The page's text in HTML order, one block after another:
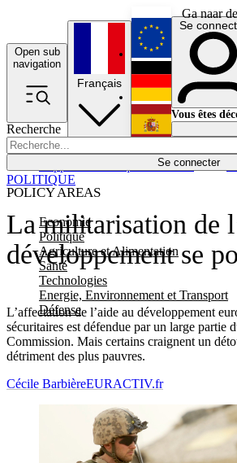
Ga naar
Open sub
navigation
Recherche
Se connecter
POLICY AREAS
Economie
Politique
Agriculture et Alimentation
Santé
Technologies
Energie, Environnement et Transport
Défense
Économie
Français
English
Deutsch
Español
Se
Vous êtes
La militarisation de
développement se
L’affectation de l’aide au développement
sécuritaires est défendue par un large partie
Commission. Mais certains craignent un
détriment des plus pauvres.
POLITIQUE
Cécile BarbièreEURACTIV.fr